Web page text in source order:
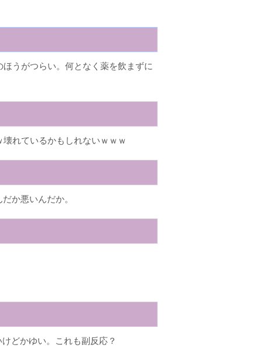
うがつらい。何となく薬を飲まずに
れているかもしれないｗｗｗ
か悪いんだか。
どかゆい。これも副反応？